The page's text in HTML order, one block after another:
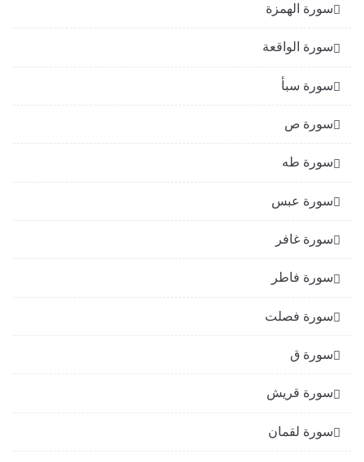
سورة الهمزة
سورة الواقعة
سورة سبأ
سورة ص
سورة طه
سورة عبس
سورة غافر
سورة فاطر
سورة فصلت
سورة ق
سورة قريش
سورة لقمان